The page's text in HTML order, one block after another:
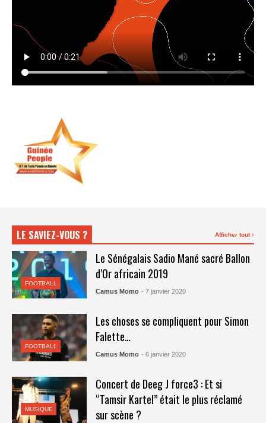
LE SAVIEZ-VOUS ? Afficher tout
FOOTBALL
Le Sénégalais Sadio Mané sacré Ballon
d’Or africain 2019
Camus Momo - 7 janvier 2020
FOOTBALL
Les choses se compliquent pour Simon
Falette…
Camus Momo - 6 janvier 2020
MUSIQUE
Concert de Deeg J force3 : Et si
“Tamsir Kartel” était le plus réclamé
sur scène ?